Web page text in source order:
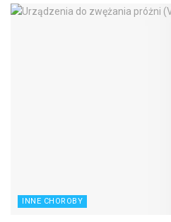
INNE CHOROBY